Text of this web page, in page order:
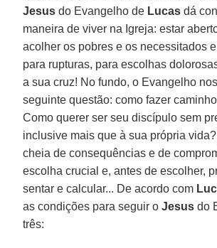
Jesus do Evangelho de Lucas dá
maneira de viver na Igreja: estar
acolher os pobres e os necessitados
para rupturas, para escolhas
a sua cruz! No fundo, o Evangelho
seguinte questão: como fazer
Como querer ser seu discípulo sem
inclusive mais que à sua própria
cheia de consequências e de
escolha crucial e, antes de escolher,
sentar e calcular... De acordo com
as condições para seguir oJesus do
três: